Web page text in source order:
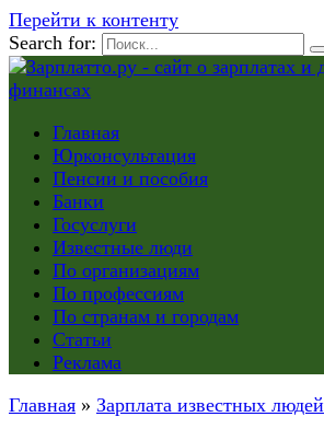
Перейти к контенту
Search for:
Главная
Юрконсультация
Пенсии и пособия
Банки
Госуслуги
Известные люди
По организациям
По профессиям
По странам и городам
Статьи
Реклама
Главная » Зарплата известных людей